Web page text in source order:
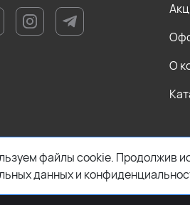
О
защищены. Работает на
файлы cookie. Продолжив
данных и